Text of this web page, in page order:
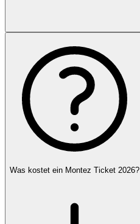
Was kostet ein Montez Ticket 2026?